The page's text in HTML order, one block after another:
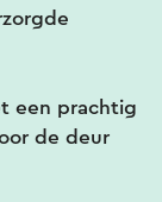
een prachtig
de deur